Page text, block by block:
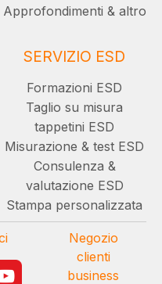
Approfondimenti & altro
SERVIZIO ESD
Formazioni ESD
Taglio su misura
tappetini ESD
Misurazione & test ESD
Consulenza &
valutazione ESD
Stampa personalizzata
Negozio
clienti
business